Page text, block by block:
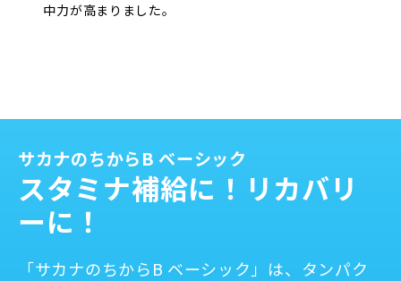
中力が高まりました。
サカナのちからB ベーシック
スタミナ補給に！ リカバリ
ーに！
「サカナのちからB ベーシック」は、タンパク